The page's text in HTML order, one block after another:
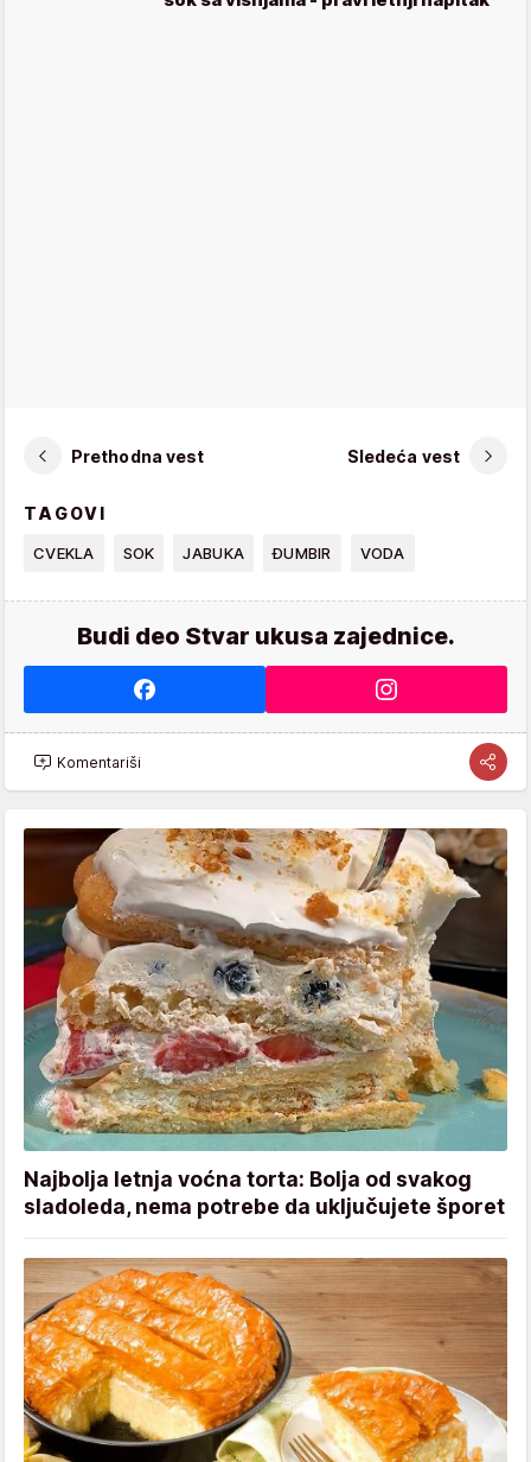
Prethodna vest Sledeća vest
TAGOVI
CVEKLA SOK JABUKA ĐUMBIR VODA
Budi deo Stvar ukusa zajednice.
Komentariši
Najbolja letnja voćna torta: Bolja od svakog
sladoleda, nema potrebe da uključujete šporet